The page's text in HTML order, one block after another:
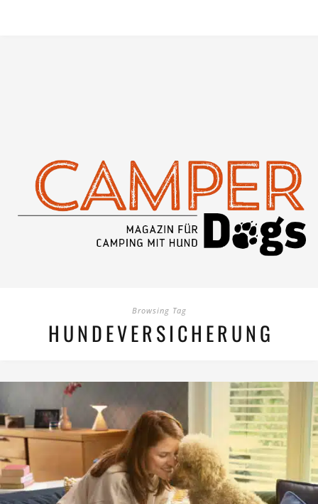
Browsing Tag
HUNDEVERSICHERUNG